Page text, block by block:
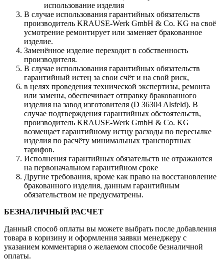
использование изделия
В случае использования гарантийных обязательств
производитель KRAUSE-Werk GmbH & Со. KG на своё
усмотрение ремонтирует или заменяет бракованное
изделие.
Заменённое изделие переходит в собственность
производителя.
В случае использования гарантийных обязательств
гарантийный истец за свои счёт и на свой риск,
в целях проведения технической экспертизы, ремонта
или замены, обеспечивает отправку бракованного
изделия на завод изготовителя (D 36304 Alsfeld). В
случае подтверждения гарантийных обстоятельств,
производитель KRAUSE-Werk GmbH & Со. KG
возмещает гарантийному истцу расходы по пересылке
изделия по расчёту минимальных транспортных
тарифов.
Исполнения гарантийных обязательств не отражаются
на первоначальном гарантийном сроке
Другие требования, кроме как право на восстановление
бракованного изделия, данным гарантийным
обязательством не предусматрены.
БЕЗНАЛИЧНЫЙ РАСЧЕТ
Данный способ оплаты вы можете выбрать после добавления
товара в коризину и оформления заявки менеджеру c
указанием комментария о желаемом способе безналичной
оплаты.